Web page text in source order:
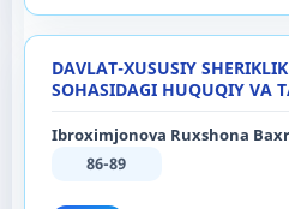
DAVLAT-XUSUSIY
SOHASIDAGI HUQUQIY VA
Ibroximjonova Ruxshona
86-89